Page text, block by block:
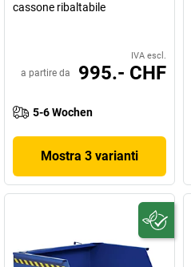
cassone ribaltabile
IVA escl.
a partire da 995.- CHF
5-6 Wochen
Mostra 3 varianti